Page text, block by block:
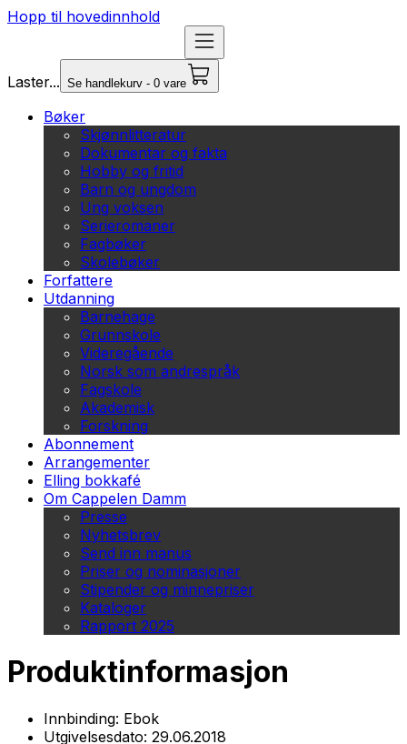
Hopp til hovedinnhold
Laster... Se handlekurv - 0 vare
Bøker
Skjønnlitteratur
Dokumentar og fakta
Hobby og fritid
Barn og ungdom
Ung voksen
Serieromaner
Fagbøker
Skolebøker
Forfattere
Utdanning
Barnehage
Grunnskole
Videregående
Norsk som andrespråk
Fagskole
Akademisk
Forskning
Abonnement
Arrangementer
Elling bokkafé
Om Cappelen Damm
Presse
Nyhetsbrev
Send inn manus
Priser og nominasjoner
Stipender og minnepriser
Kataloger
Rapport 2025
Produktinformasjon
Innbinding: Ebok
Utgivelsesdato: 29.06.2018